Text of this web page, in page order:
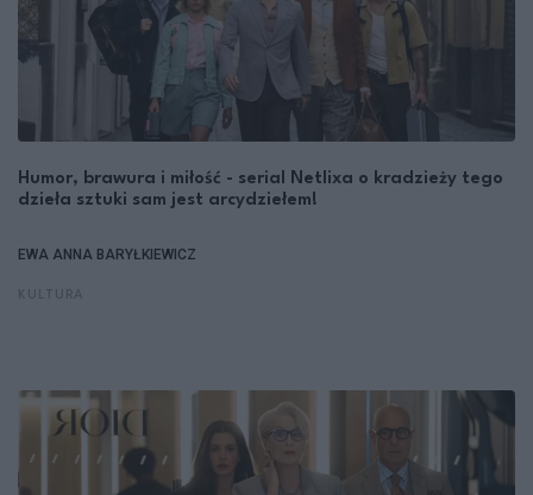
Humor, brawura i miłość - serial Netlixa o kradzieży tego
dzieła sztuki sam jest arcydziełem!
EWA ANNA BARYŁKIEWICZ